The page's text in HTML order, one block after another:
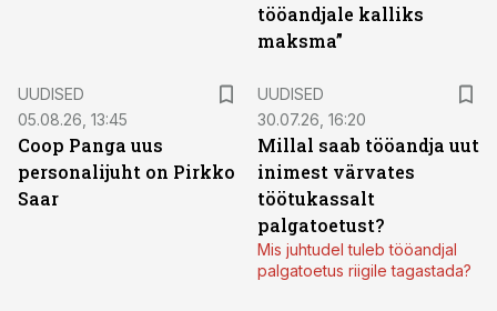
tööandjale kalliks
maksma”
UUDISED
05.08.26, 13:45
Coop Panga uus
personalijuht on Pirkko
Saar
UUDISED
30.07.26, 16:20
Millal saab tööandja uut
inimest värvates
töötukassalt
palgatoetust?
Mis juhtudel tuleb tööandjal
palgatoetus riigile tagastada?